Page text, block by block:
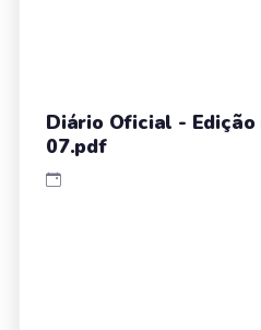
Diário Oficial -
07.pdf